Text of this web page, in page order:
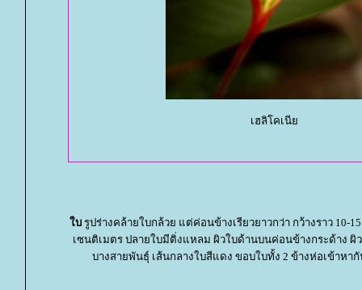
เฮลิโคเนี
บ รูปร่างคล้ายใบกล้วย แต่ค่อนข้างเรียวยาวกว่า กว้างราว 10-
เซนติเมตร ปลายใบมีติ่งแหลม ผิวใบด้านบนค่อนข้างกระด้าง ผิ
บางสายพันธุ์ เส้นกลางใบสีแดง ขอบใบทั้ง 2 ข้างห่อเข้าหา